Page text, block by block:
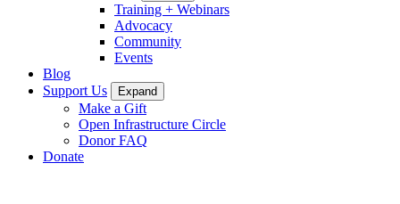
Training + Webinars
Advocacy
Community
Events
Blog
Support Us
Expand
Make a Gift
Open Infrastructure Circle
Donor FAQ
Donate